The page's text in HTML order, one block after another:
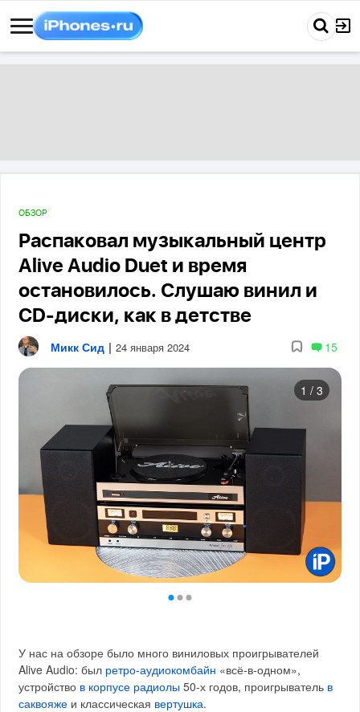
ОБЗОР
Распаковал музыкальный центр
Alive Audio Duet и время
остановилось. Слушаю винил и
CD-диски, как в детстве
Микк Сид | 24 января 2024 15
1 / 3
У нас на обзоре было много виниловых проигрывателей
Alive Audio: был ретро-аудиокомбайн «всё-в-одном»,
устройство в корпусе радиолы 50-х годов, проигрыватель в
саквояже и классическая вертушка.